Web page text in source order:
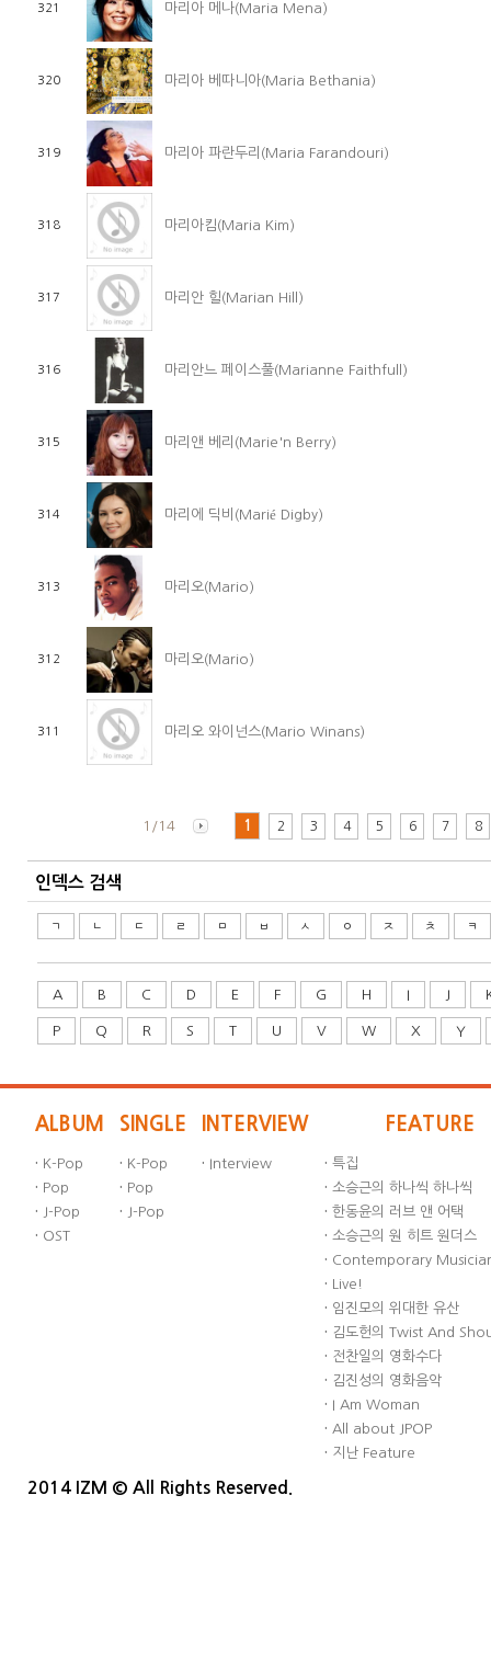
321 마리아 메나(Maria Mena)
320 마리아 베따니아(Maria Bethania)
319 마리아 파란두리(Maria Farandouri)
318 마리아킴(Maria Kim)
317 마리안 힐(Marian Hill)
316 마리안느 페이스풀(Marianne Faithfull)
315 마리앤 베리(Marie'n Berry)
314 마리에 딕비(Marié Digby)
313 마리오(Mario)
312 마리오(Mario)
311 마리오 와이넌스(Mario Winans)
1/14 1 2 3 4 5 6 7 8
인덱스 검색
ㄱ ㄴ ㄷ ㄹ ㅁ ㅂ ㅅ ㅇ ㅈ ㅊ ㅋ
A B C D E F G H I J
P Q R S T U V W X Y
ALBUM
· K-Pop
· Pop
· J-Pop
· OST
SINGLE
· K-Pop
· Pop
· J-Pop
INTERVIEW
· Interview
FEATURE
· 특집
· 소승근의 하나씩 하나씩
· 한동윤의 러브 앤 어택
· 소승근의 원 히트 원더스
· Contemporary
· Live!
· 임진모의 위대한 유산
· 김도헌의 Twist And
· 전찬일의 영화수다
· 김진성의 영화음악
· I Am Woman
· All about JPOP
· 지난 Feature
2014 IZM © All Rights Reserved.